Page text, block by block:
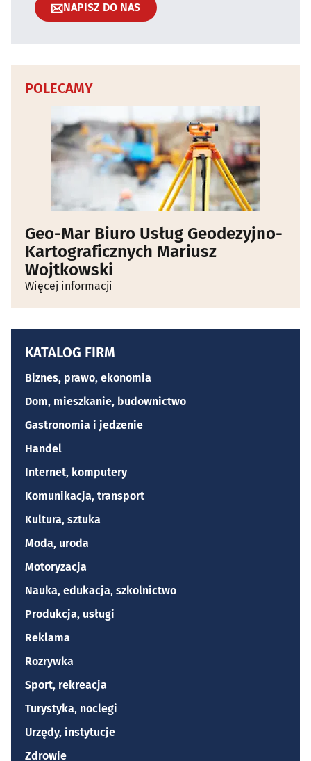
NAPISZ DO NAS
POLECAMY
Geo-Mar Biuro Usług Geodezyjno-
Kartograficznych Mariusz
Wojtkowski
Więcej informacji
KATALOG FIRM
Biznes, prawo, ekonomia
Dom, mieszkanie, budownictwo
Gastronomia i jedzenie
Handel
Internet, komputery
Komunikacja, transport
Kultura, sztuka
Moda, uroda
Motoryzacja
Nauka, edukacja, szkolnictwo
Produkcja, usługi
Reklama
Rozrywka
Sport, rekreacja
Turystyka, noclegi
Urzędy, instytucje
Zdrowie